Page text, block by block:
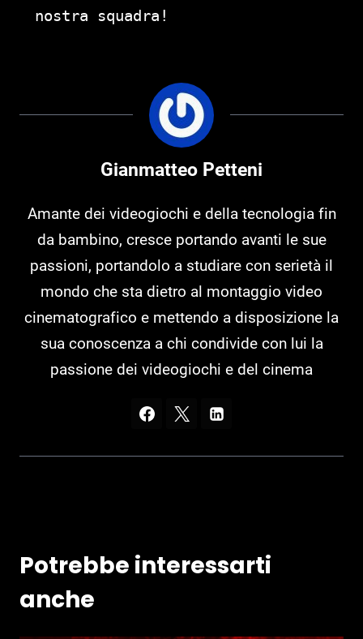
nostra squadra!
Gianmatteo Petteni
Amante dei videogiochi e della tecnologia fin
da bambino, cresce portando avanti le sue
passioni, portandolo a studiare con serietà il
mondo che sta dietro al montaggio video
cinematografico e mettendo a disposizione la
sua conoscenza a chi condivide con lui la
passione dei videogiochi e del cinema
Potrebbe interessarti
anche